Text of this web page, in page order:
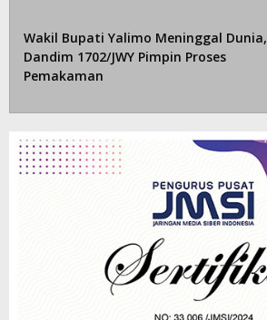
Wakil Bupati Yalimo Meninggal Dunia,
Dandim 1702/JWY Pimpin Proses
Pemakaman